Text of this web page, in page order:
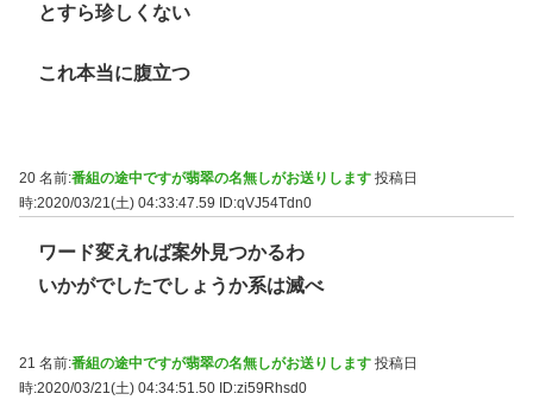
とすら珍しくない
これ本当に腹立つ
20 名前:番組の途中ですが翡翠の名無しがお送りします 投稿日
時:2020/03/21(土) 04:33:47.59 ID:qVJ54Tdn0
ワード変えれば案外見つかるわ
いかがでしたでしょうか系は滅べ
21 名前:番組の途中ですが翡翠の名無しがお送りします 投稿日
時:2020/03/21(土) 04:34:51.50 ID:zi59Rhsd0